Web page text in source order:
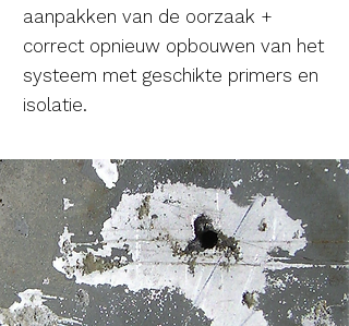
aanpakken van de oorzaak +
correct opnieuw opbouwen van het
systeem met geschikte primers en
isolatie.